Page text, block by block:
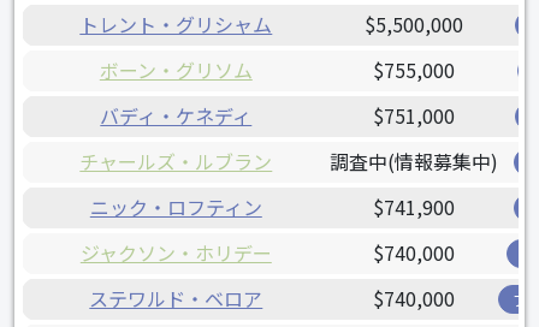
トレント・グリシャム $5,500,000
ボーン・グリソム $755,000
バディ・ケネディ $751,000
チャールズ・ルブラン 調査中(情報募集中)
ニック・ロフティン $741,900
ジャクソン・ホリデー $740,000
ステワルド・ベロア $740,000 ブ